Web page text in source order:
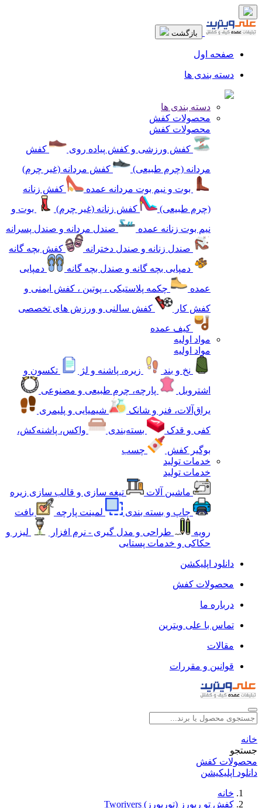
بازگشت
صفحه اول
دسته بندی ها
دسته بندی ها
محصولات کفش
محصولات کفش
کفش ورزشی و کفش پیاده روی
کفش
مردانه (چرم طبیعی)
کفش مردانه (غیر چرم)
بوت و نیم بوت مردانه عمده
کفش زنانه
(چرم طبیعی)
کفش زنانه (غیر چرم)
بوت و
نیم بوت زنانه عمده
صندل مردانه و صندل پسرانه
صندل زنانه و صندل دخترانه
کفش بچه گانه
دمپایی بچه گانه و صندل بچه گانه
دمپایی
عمده
چکمه پلاستیکی ، پوتین ، کفش ایمنی و
کفش کار
کفش سالنی و ورزش های تخصصی
کیف عمده
مواد اولیه
مواد اولیه
نخ و بند
زیره، پاشنه و لژ
تکسون و
اشتروبل
پارچه، چرم طبیعی و مصنوعی
یراق‌آلات، فنر و شانک
شیمیایی و پلیمری
کفی و قدک
بسته‌بندی
واکس، پاشنه‌کش،
بوگیر کفش
چسب
خدمات تولید
خدمات تولید
ماشین آلات
تیغه سازی و قالب سازی زیره
چاپ و بسته بندی
لمینت پارچه
بافت
رویه
طراحی و مدل گیری - نرم افزار
لیزر و
حکاکی و خدمات پستایی
دانلود اپلیکشن
محصولات کفش
درباره ما
تماس با علی ویترین
مقالات
قوانین و مقررات
خانه
جستجو
محصولات کفش
دانلود اپلیکیشن
خانه
کفش تو ریورز (توریورز) Tworivers